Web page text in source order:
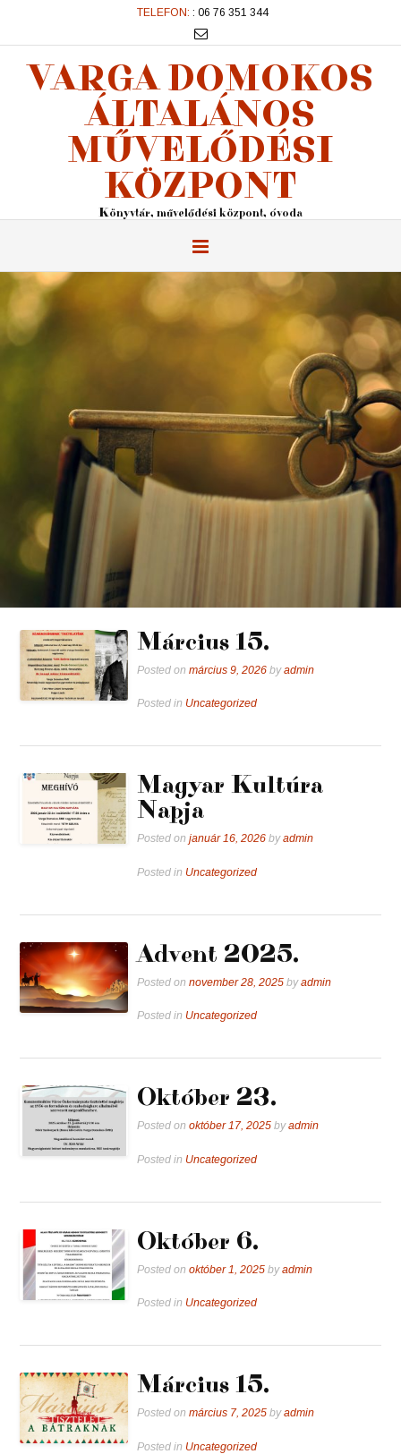
TELEFON: : 06 76 351 344
VARGA DOMOKOS
ÁLTALÁNOS
MŰVELŐDÉSI
KÖZPONT
Könyvtár, művelődési központ, óvoda
Március 15.
Posted onmárcius 9, 2026 byadmin
Posted in Uncategorized
Magyar Kultúra
Napja
Posted onjanuár 16, 2026 byadmin
Posted in Uncategorized
Advent 2025.
Posted onnovember 28, 2025 byadmin
Posted in Uncategorized
Október 23.
Posted onoktóber 17, 2025 byadmin
Posted in Uncategorized
Október 6.
Posted onoktóber 1, 2025 byadmin
Posted in Uncategorized
Március 15.
Posted onmárcius 7, 2025 byadmin
Posted in Uncategorized